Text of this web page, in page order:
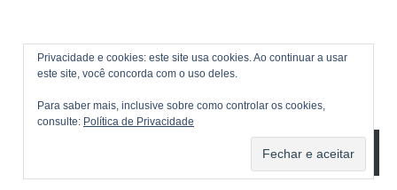
Privacidade e cookies: este site usa cookies. Ao continuar a usar
este site, você concorda com o uso deles.
Para saber mais, inclusive sobre como controlar os cookies,
consulte: Política de Privacidade
ASSINAR